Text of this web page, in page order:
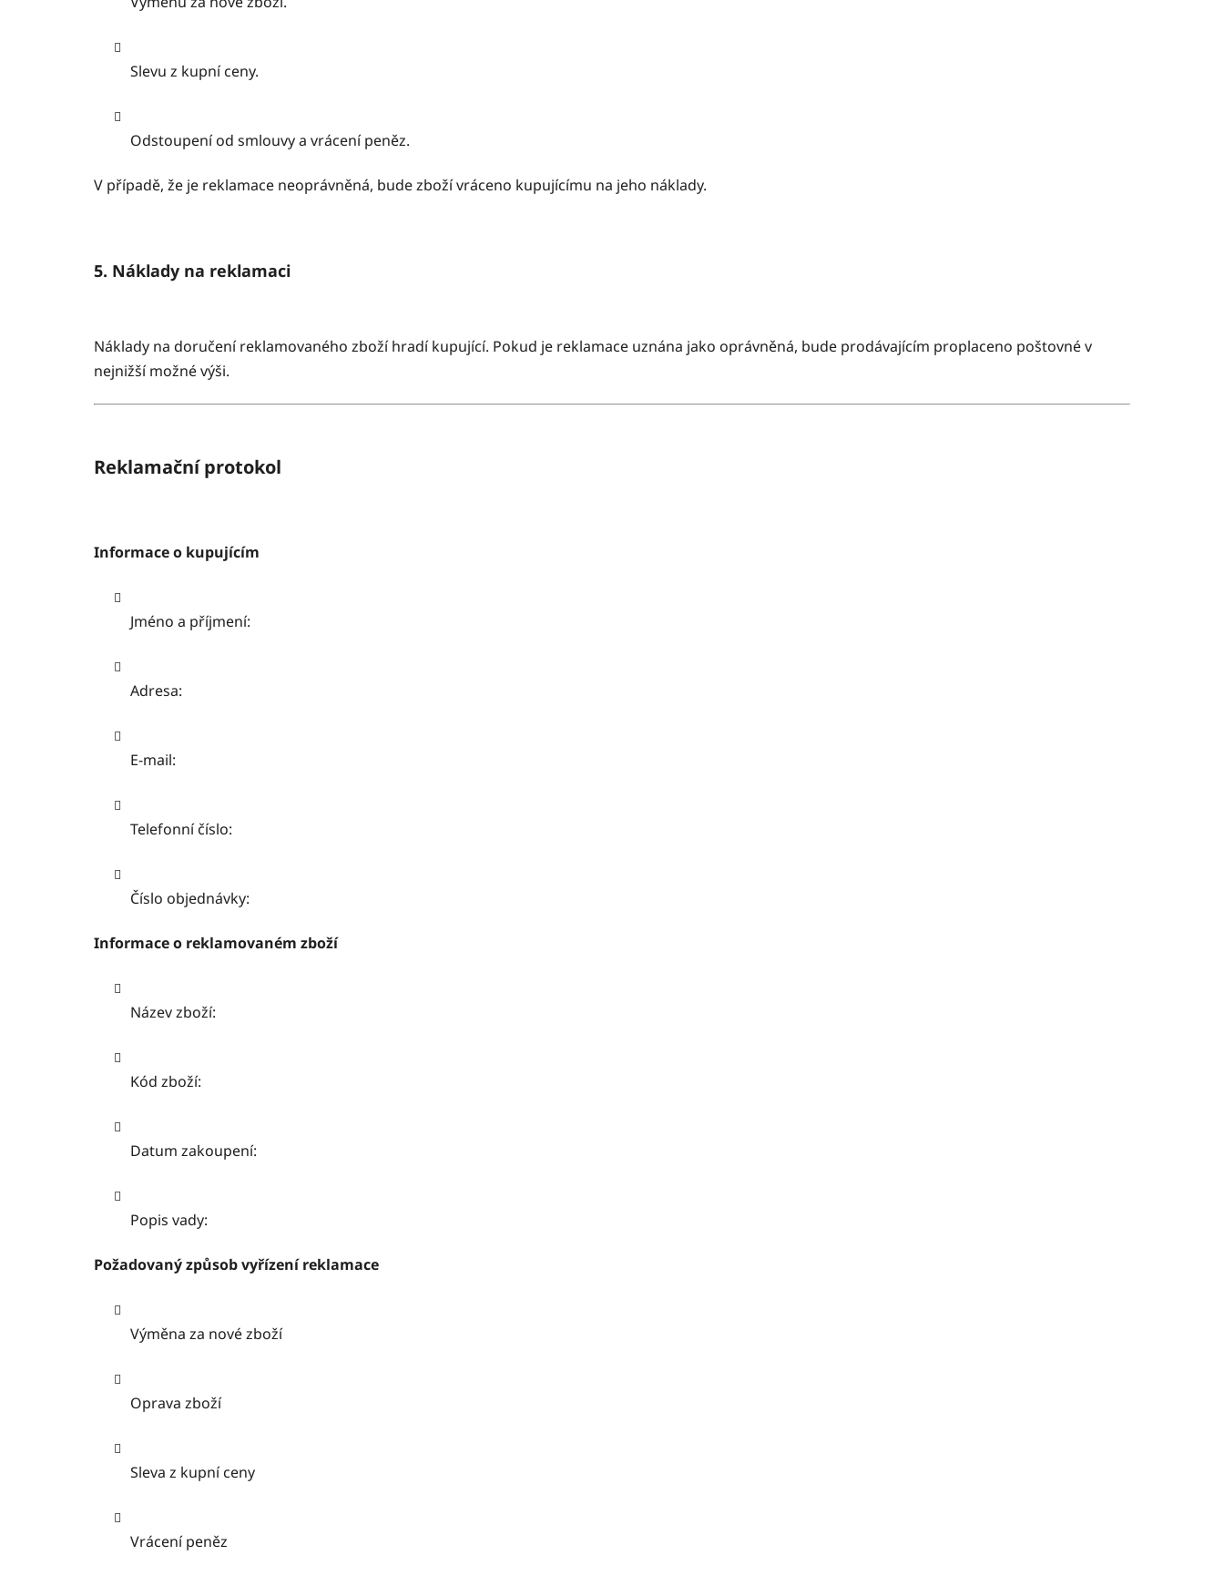
Slevu z kupní ceny.
Odstoupení od smlouvy a vrácení peněz.
V případě, že je reklamace neoprávněná, bude zboží vráceno kupujícímu na jeho náklady.
5. Náklady na reklamaci
Náklady na doručení reklamovaného zboží hradí kupující. Pokud je reklamace uznána jako oprávněná, bude prodávajícím proplaceno poštovné v
nejnižší možné výši.
Reklamační protokol
Informace o kupujícím
Jméno a příjmení:
Adresa:
E-mail:
Telefonní číslo:
Číslo objednávky:
Informace o reklamovaném zboží
Název zboží:
Kód zboží:
Datum zakoupení:
Popis vady:
Požadovaný způsob vyřízení reklamace
Výměna za nové zboží
Oprava zboží
Sleva z kupní ceny
Vrácení peněz